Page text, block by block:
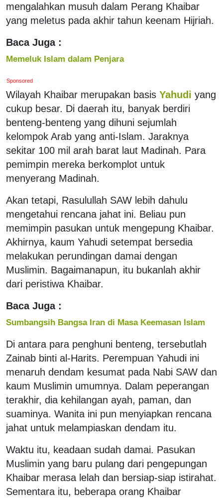
mengalahkan musuh dalam Perang Khaibar
yang meletus pada akhir tahun keenam Hijriah.
Baca Juga :
Memeluk Islam dalam Penjara
Sponsored
Wilayah Khaibar merupakan basis Yahudi yang
cukup besar. Di daerah itu, banyak berdiri
benteng-benteng yang dihuni sejumlah
kelompok Arab yang anti-Islam. Jaraknya
sekitar 100 mil arah barat laut Madinah. Para
pemimpin mereka berkomplot untuk
menyerang Madinah.
Akan tetapi, Rasulullah SAW lebih dahulu
mengetahui rencana jahat ini. Beliau pun
memimpin pasukan untuk mengepung Khaibar.
Akhirnya, kaum Yahudi setempat bersedia
melakukan perundingan damai dengan
Muslimin. Bagaimanapun, itu bukanlah akhir
dari peristiwa Khaibar.
Baca Juga :
Sumbangsih Bangsa Iran di Masa Keemasan Islam
Di antara para penghuni benteng, tersebutlah
Zainab binti al-Harits. Perempuan Yahudi ini
menaruh dendam kesumat pada Nabi SAW dan
kaum Muslimin umumnya. Dalam peperangan
terakhir, dia kehilangan ayah, paman, dan
suaminya. Wanita ini pun menyiapkan rencana
jahat untuk melampiaskan dendam itu.
Waktu itu, keadaan sudah damai. Pasukan
Muslimin yang baru pulang dari pengepungan
Khaibar merasa lelah dan bersiap-siap istirahat.
Sementara itu, beberapa orang Khaibar